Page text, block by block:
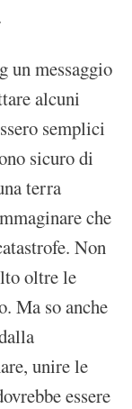
un messaggio
alcuni
semplici
sicuro di
terra
che
Non
oltre le
Ma so anche
unire le
essere